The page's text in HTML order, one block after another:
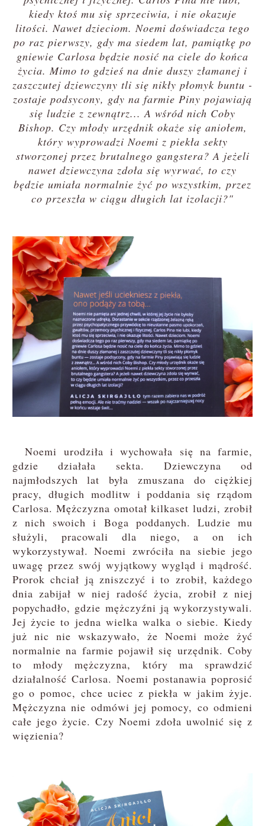
kiedy ktoś mu się sprzeciwia, i nie okazuje
litości. Nawet dzieciom. Noemi doświadcza tego
po raz pierwszy, gdy ma siedem lat, pamiątkę po
gniewie Carlosa będzie nosić na ciele do końca
życia. Mimo to gdzieś na dnie duszy złamanej i
zaszczutej dziewczyny tli się nikły płomyk buntu -
zostaje podsycony, gdy na farmie Piny pojawiają
się ludzie z zewnątrz... A wśród nich Coby
Bishop. Czy młody urzędnik okaże się aniołem,
który wyprowadzi Noemi z piekła sekty
stworzonej przez brutalnego gangstera? A jeżeli
nawet dziewczyna zdoła się wyrwać, to czy
będzie umiała normalnie żyć po wszystkim, przez
co przeszła w ciągu długich lat izolacji?"
Noemi urodziła i wychowała się na farmie,
gdzie działała sekta. Dziewczyna od
najmłodszych lat była zmuszana do ciężkiej
pracy, długich modlitw i poddania się rządom
Carlosa. Mężczyzna omotał kilkaset ludzi, zrobił
z nich swoich i Boga poddanych. Ludzie mu
służyli, pracowali dla niego, a on ich
wykorzystywał. Noemi zwróciła na siebie jego
uwagę przez swój wyjątkowy wygląd i mądrość.
Prorok chciał ją zniszczyć i to zrobił, każdego
dnia zabijał w niej radość życia, zrobił z niej
popychadło, gdzie mężczyźni ją wykorzystywali.
Jej życie to jedna wielka walka o siebie. Kiedy
już nic nie wskazywało, że Noemi może żyć
normalnie na farmie pojawił się urzędnik. Coby
to młody mężczyzna, który ma sprawdzić
działalność Carlosa. Noemi postanawia poprosić
go o pomoc, chce uciec z piekła w jakim żyje.
Mężczyzna nie odmówi jej pomocy, co odmieni
całe jego życie. Czy Noemi zdoła uwolnić się z
więzienia?